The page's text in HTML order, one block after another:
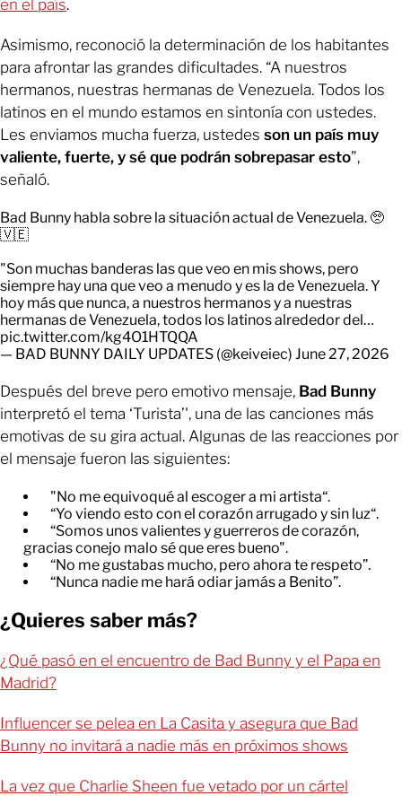
en el país.
Asimismo, reconoció la determinación de los habitantes
para afrontar las grandes dificultades. “A nuestros
hermanos, nuestras hermanas de Venezuela. Todos los
latinos en el mundo estamos en sintonía con ustedes.
Les enviamos mucha fuerza, ustedes son un país muy
valiente, fuerte, y sé que podrán sobrepasar esto”,
señaló.
Bad Bunny habla sobre la situación actual de Venezuela. 🥺
🇻🇪
​"Son muchas banderas las que veo en mis shows, pero
siempre hay una que veo a menudo y es la de Venezuela. Y
hoy más que nunca, a nuestros hermanos y a nuestras
hermanas de Venezuela, todos los latinos alrededor del…
pic.twitter.com/kg4O1HTQQA
— BAD BUNNY DAILY UPDATES (@keiveiec) June 27, 2026
Después del breve pero emotivo mensaje, Bad Bunny
interpretó el tema ‘Turista’', una de las canciones más
emotivas de su gira actual. Algunas de las reacciones por
el mensaje fueron las siguientes:
"No me equivoqué al escoger a mi artista“.
“Yo viendo esto con el corazón arrugado y sin luz“.
“Somos unos valientes y guerreros de corazón,
gracias conejo malo sé que eres bueno".
“No me gustabas mucho, pero ahora te respeto”.
“Nunca nadie me hará odiar jamás a Benito”.
¿Quieres saber más?
¿Qué pasó en el encuentro de Bad Bunny y el Papa en
Madrid?
Influencer se pelea en La Casita y asegura que Bad
Bunny no invitará a nadie más en próximos shows
La vez que Charlie Sheen fue vetado por un cártel